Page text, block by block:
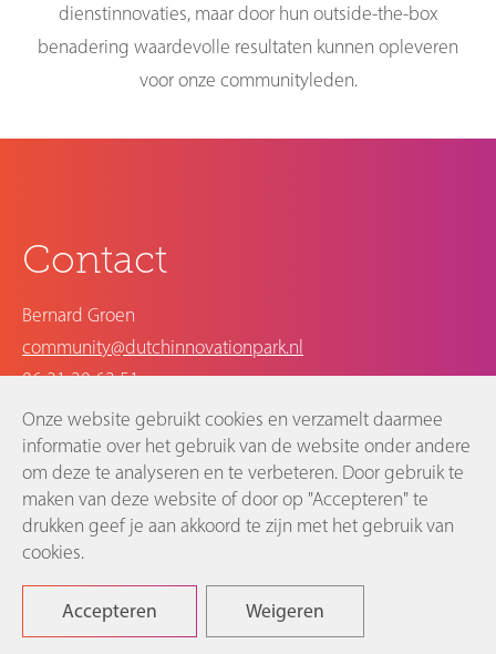
Onze website gebruikt cookies en verzamelt daarmee
informatie over het gebruik van de website onder andere
om deze te analyseren en te verbeteren. Door gebruik te
maken van deze website of door op "Accepteren" te
drukken geef je aan akkoord te zijn met het gebruik van
cookies.
Accepteren Weigeren
dienstinnovaties, maar door hun outside-the-box
benadering waardevolle resultaten kunnen opleveren
voor onze communityleden.
Contact
Bernard Groen
community@dutchinnovationpark.nl
06 21 20 62 51
Dutch Innovation Factory
Bleiswijkseweg 37
2712 PB Zoetermeer